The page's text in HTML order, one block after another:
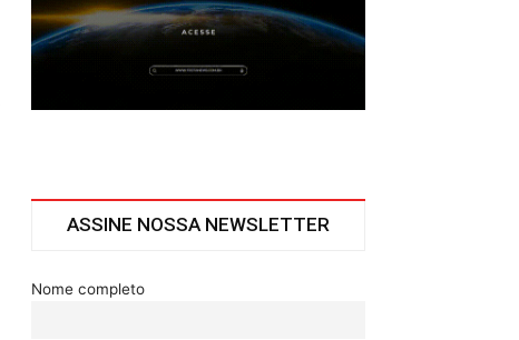
ASSINE NOSSA NEWSLETTER
Nome completo